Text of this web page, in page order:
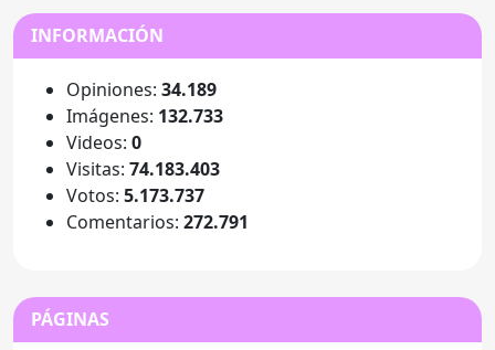
INFORMACIÓN
Opiniones: 34.189
Imágenes: 132.733
Videos: 0
Visitas: 74.183.403
Votos: 5.173.737
Comentarios: 272.791
PÁGINAS